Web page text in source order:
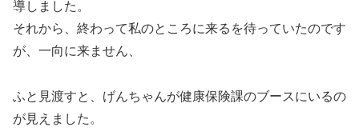
導しました。
それから、終わって私のところに来るを待っていたのです
が、一向に来ません、
ふと見渡すと、げんちゃんが健康保険課のブースにいるの
が見えました。